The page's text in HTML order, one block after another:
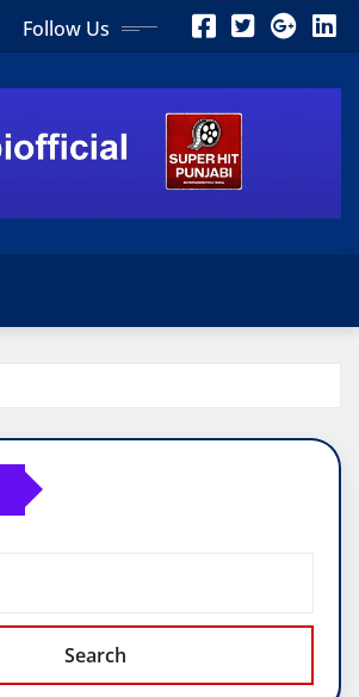
Follow Us
Search